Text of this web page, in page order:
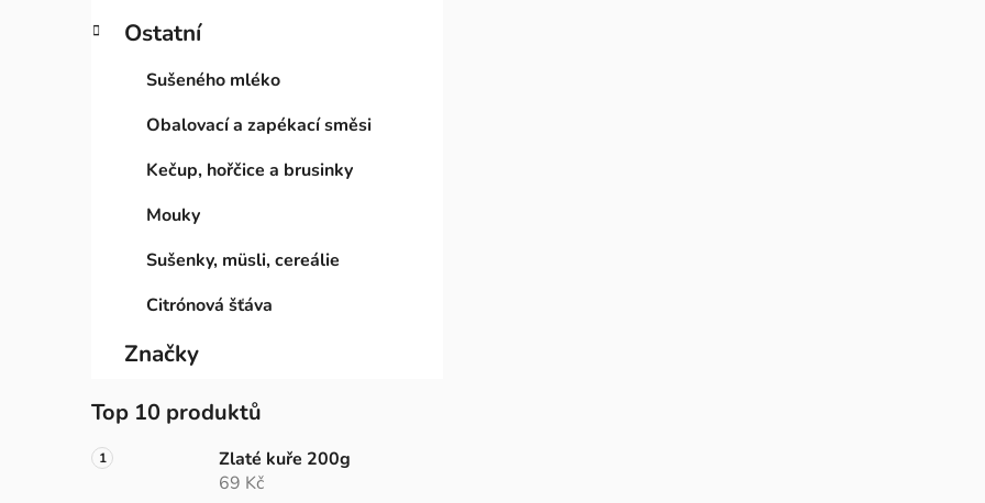
Ostatní
Sušeného mléko
Obalovací a zapékací směsi
Kečup, hořčice a brusinky
Mouky
Sušenky, müsli, cereálie
Citrónová šťáva
Značky
Top 10 produktů
Zlaté kuře 200g
69 Kč